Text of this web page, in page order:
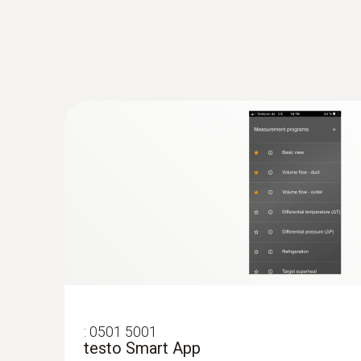
: 0501 5001
testo Smart App